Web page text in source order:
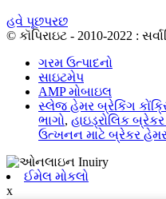
હવે પૂછપરછ
© કૉપિરાઇટ - 2010-2022 :
ગરમ ઉત્પાદનો
સાઇટમેપ
AMP મોબાઇલ
સ્લેજ હેમર બ્રેકિંગ
ભાગો, હાઇડ્રોલિક
ઉત્ખનન માટે બ્રેકર
ઈમેલ મોકલો
x